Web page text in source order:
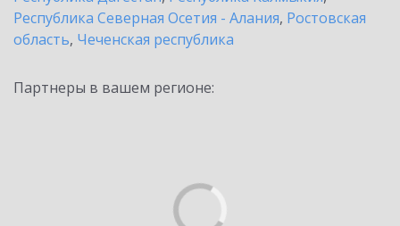
Республика Северная Осетия - Алания, Ростовская
область, Чеченская республика
Партнеры в вашем регионе: